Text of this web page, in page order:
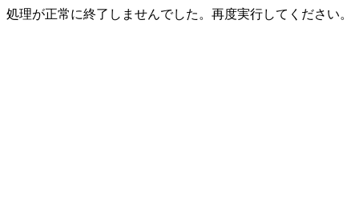
処理が正常に終了しませんでした。再度実行してください。